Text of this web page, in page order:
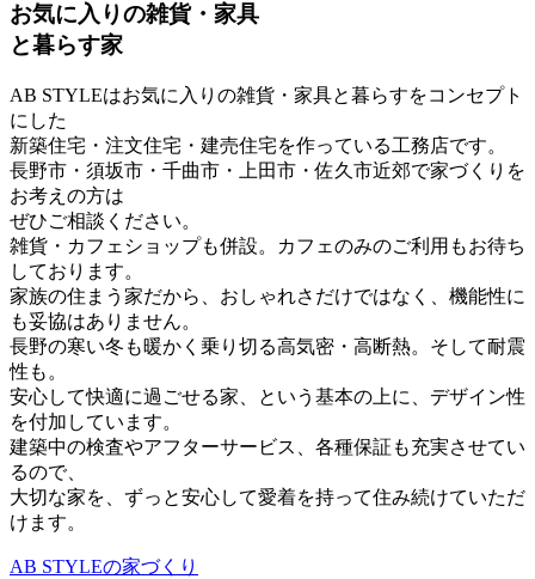
お気に入りの雑貨・家具
と暮らす家
AB STYLEはお気に入りの雑貨・家具と暮らすをコンセプト
にした
新築住宅・注文住宅・建売住宅を作っている工務店です。
長野市・須坂市・千曲市・上田市・佐久市近郊で家づくりを
お考えの方は
ぜひご相談ください。
雑貨・カフェショップも併設。カフェのみのご利用もお待ち
しております。
家族の住まう家だから、おしゃれさだけではなく、機能性に
も妥協はありません。
長野の寒い冬も暖かく乗り切る高気密・高断熱。そして耐震
性も。
安心して快適に過ごせる家、という基本の上に、デザイン性
を付加しています。
建築中の検査やアフターサービス、各種保証も充実させてい
るので、
大切な家を、ずっと安心して愛着を持って住み続けていただ
けます。
AB STYLEの家づくり